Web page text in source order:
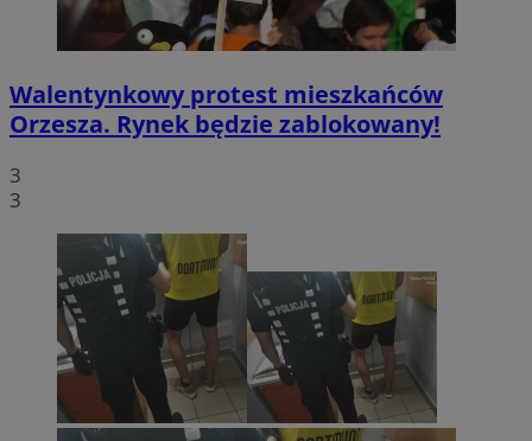
Walentynkowy protest mieszkańców
Orzesza. Rynek będzie zablokowany!
3
3